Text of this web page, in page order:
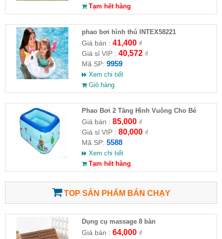
Tạm hết hàng
phao bơi hình thú INTEX58221
Giá bán : 41,400₫
Giá sỉ VIP : 40,572₫
Mã SP: 9959
Xem chi tiết
Giỏ hàng
Phao Bơi 2 Tầng Hình Vuông Cho Bé
Giá bán : 85,000₫
Giá sỉ VIP : 80,000₫
Mã SP: 5588
Xem chi tiết
Tạm hết hàng
TOP SẢN PHẨM BÁN CHẠY
Dụng cụ massage 8 bàn
Giá bán : 64,000₫